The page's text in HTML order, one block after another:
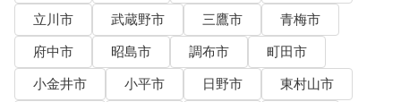
立川市
武蔵野市 三鷹市
青梅市
府中市
昭島市 調布市
町田市
小金井市
小平市 日野市
東村山市